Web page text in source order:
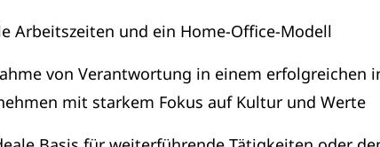
Arbeitszeiten und ein Home‑Office‑Modell
von Verantwortung in einem erfolgreichen
mit starkem Fokus auf Kultur und Werte